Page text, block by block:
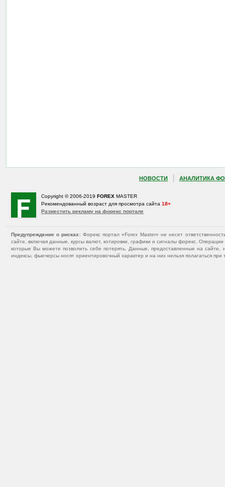
НОВОСТИ АНАЛИТИКА
Copyright © 2006-2019 FOREX MASTER
Рекомендованный возраст для просмотра сайта 18+
Разместить рекламу на форекс портале
Предупреждение о рисках : Форекс портал «Forex Master» не несет
сайте, включая данные, курсы валют, котировки, графики и сигналы форекс.
которые Вы можете позволить себе потерять. Данные, предоставленные на
индексы, фьючерсы носят ориентировочный характер и на них нельзя полагаться при